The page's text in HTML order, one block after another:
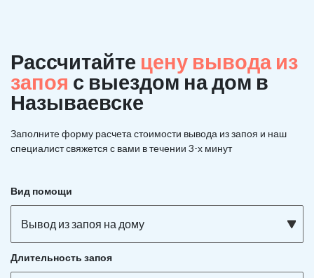
Рассчитайте цену вывода из
запоя с выездом на дом в
Называевске
Заполните форму расчета стоимости вывода из запоя и наш
специалист свяжется с вами в течении 3-х минут
Вид помощи
Вывод из запоя на дому
Длительность запоя